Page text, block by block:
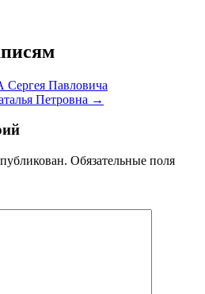
Павловича
Петровна →
Обязательные поля